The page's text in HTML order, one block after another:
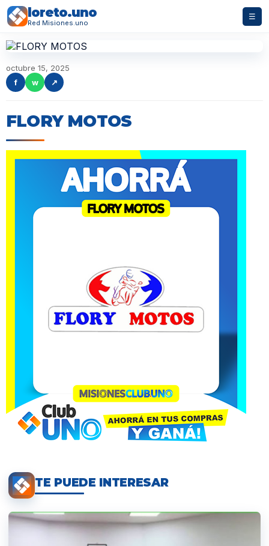
loreto.uno
Red Misiones.uno
☰
octubre 15, 2025
f
w ↗
FLORY MOTOS
TE PUEDE INTERESAR